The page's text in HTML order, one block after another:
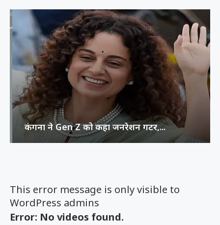
This error message is only visible to
WordPress admins
Error: No videos found.
कंगना ने Gen Z को कहा जनरेशन गटर,...